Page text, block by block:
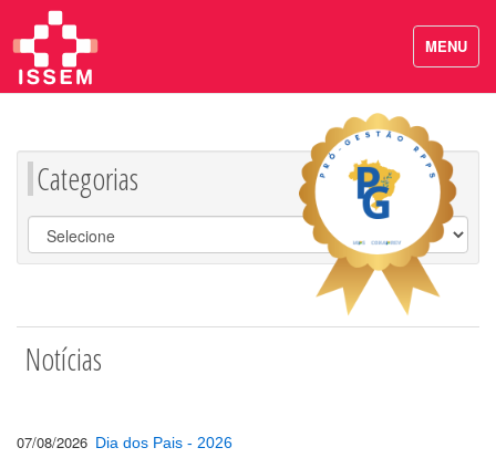
Categorias
Notícias
07/08/2026 Dia dos Pais - 2026
MENU